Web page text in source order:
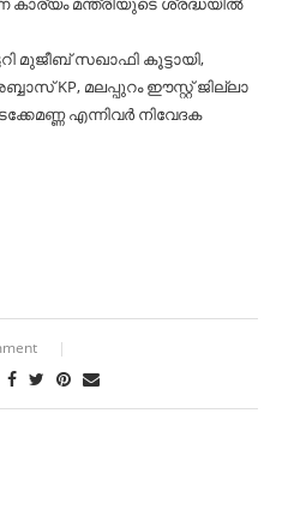
മുജീബ് സഖാഫി കൂട്ടായി,
KP, മലപ്പുറം ഈസ്റ്റ് ജില്ലാ
എന്നിവർ നിവേദക